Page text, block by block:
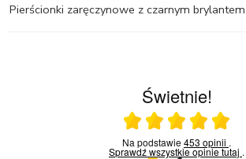
Pierścionki zaręczynowe z czarnym brylantem
Świetnie!
Ocena
Na podstawie453 opinii .
Sprawdź wszystkie opinietutaj .